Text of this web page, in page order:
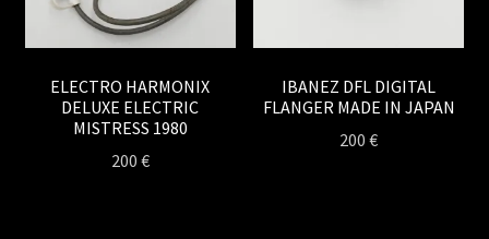
ELECTRO HARMONIX
DELUXE ELECTRIC
MISTRESS 1980
200 €
IBANEZ DFL DIGITAL
FLANGER MADE IN JAPAN
200€